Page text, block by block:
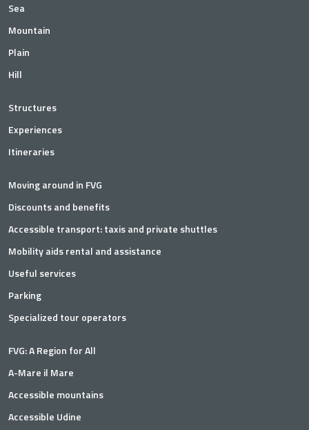
Sea
Mountain
Plain
Hill
Structures
Experiences
Itineraries
Moving around in FVG
Discounts and benefits
Accessible transport: taxis and private shuttles
Mobility aids rental and assistance
Useful services
Parking
Specialized tour operators
FVG: A Region for All
A-Mare il Mare
Accessible mountains
Accessible Udine